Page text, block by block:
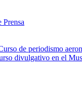
Prensa
de periodismo
divulgativo en el